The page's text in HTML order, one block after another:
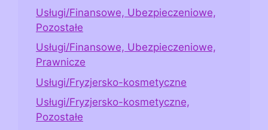
Usługi/Finansowe, Ubezpieczeniowe,
Pozostałe
Usługi/Finansowe, Ubezpieczeniowe,
Prawnicze
Usługi/Fryzjersko-kosmetyczne
Usługi/Fryzjersko-kosmetyczne,
Pozostałe